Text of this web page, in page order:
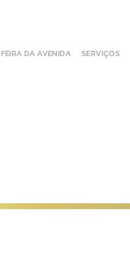
FEIRA DA AVENIDA SERVIÇOS